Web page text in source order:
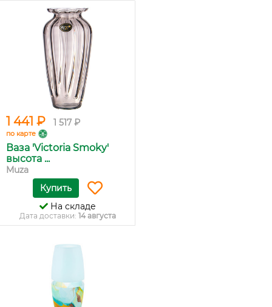
1 441 ₽ 1 517 ₽
по карте
Ваза 'Victoria Smoky'
высота ...
Muza
Купить
На складе
Дата доставки: 14 августа